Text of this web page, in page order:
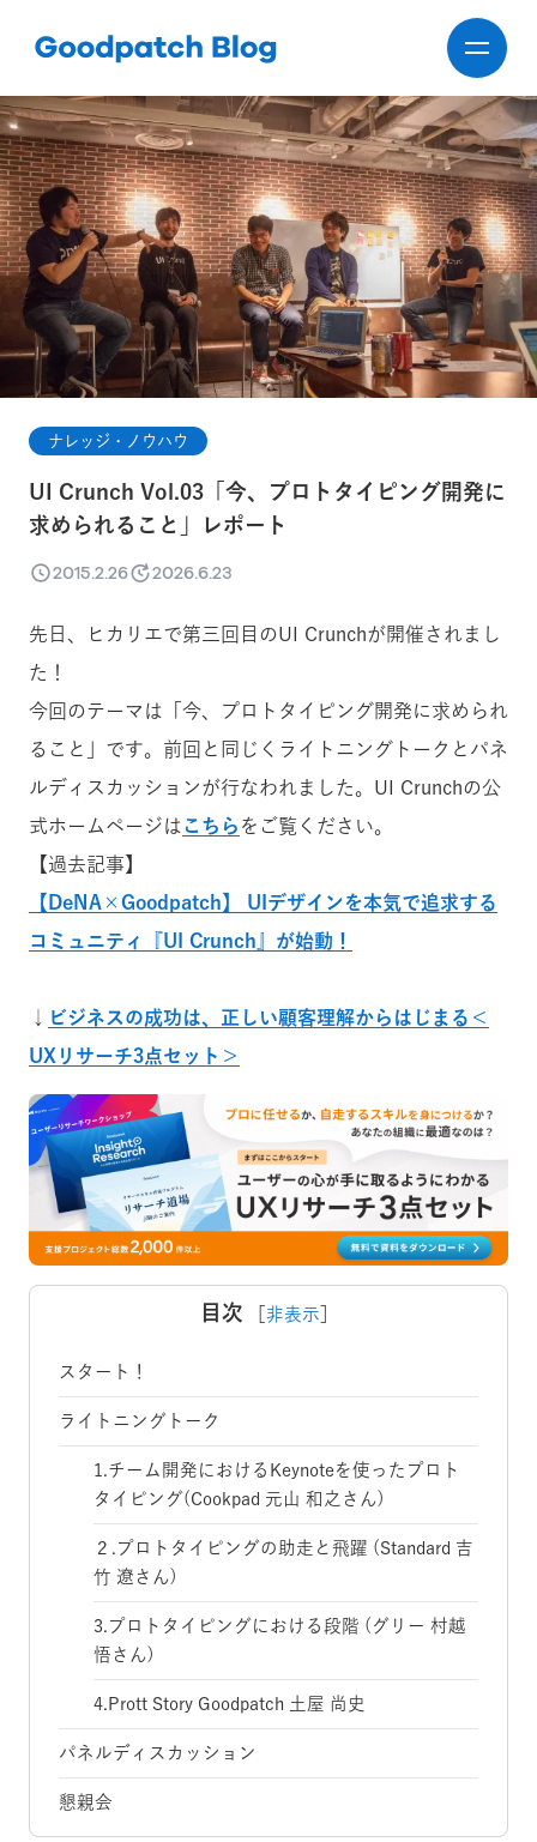
ナレッジ・ノウハウ
UI Crunch Vol.03「今、プロトタイピング開発に
求められること」レポート
2015.2.26 2026.6.23
先日、ヒカリエで第三回目のUI Crunchが開催されまし
た！
今回のテーマは「今、プロトタイピング開発に求められ
ること」です。前回と同じくライトニングトークとパネ
ルディスカッションが行なわれました。UI Crunchの公
式ホームページは こちら をご覧ください。
【過去記事】
【DeNA×Goodpatch】 UIデザインを本気で追求する
コミュニティ『UI Crunch』が始動！
ビジネスの成功は、正しい顧客理解からはじまる＜
UXリサーチ3点セット＞
目次 非表示
スタート！
ライトニングトーク
1.チーム開発におけるKeynoteを使ったプロト
タイピング(Cookpad 元山 和之さん)
２.プロトタイピングの助走と飛躍 (Standard 吉
竹 遼さん)
3.プロトタイピングにおける段階 (グリー 村越
悟さん)
4.Prott Story Goodpatch 土屋 尚史
パネルディスカッション
懇親会